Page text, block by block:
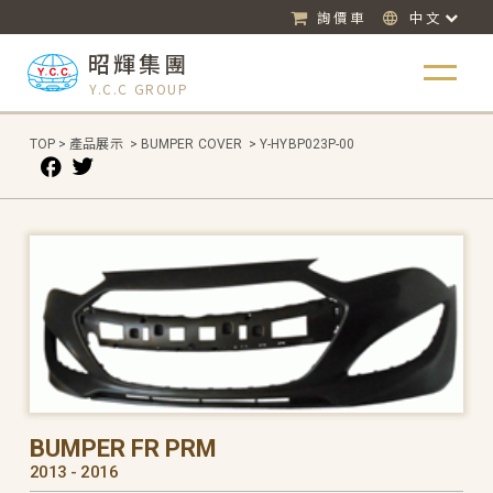
詢價車 中文
昭輝集團
Y.C.C GROUP
TOP > 產品展示 > BUMPER COVER > Y-HYBP023P-00
BUMPER FR PRM
2013 - 2016